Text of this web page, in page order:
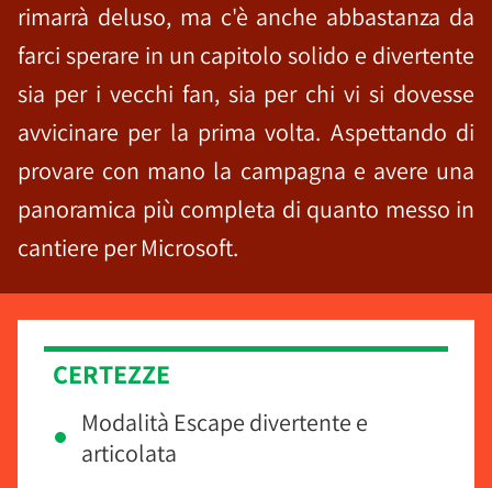
rimarrà deluso, ma c'è anche abbastanza da
farci sperare in un capitolo solido e divertente
sia per i vecchi fan, sia per chi vi si dovesse
avvicinare per la prima volta. Aspettando di
provare con mano la campagna e avere una
panoramica più completa di quanto messo in
cantiere per Microsoft.
CERTEZZE
Modalità Escape divertente e
articolata